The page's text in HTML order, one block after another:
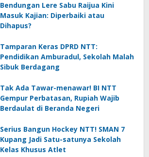
Bendungan Lere Sabu Raijua Kini
Masuk Kajian: Diperbaiki atau
Dihapus?
Tamparan Keras DPRD NTT:
Pendidikan Amburadul, Sekolah Malah
Sibuk Berdagang
Tak Ada Tawar-menawar! BI NTT
Gempur Perbatasan, Rupiah Wajib
Berdaulat di Beranda Negeri
Serius Bangun Hockey NTT! SMAN 7
Kupang Jadi Satu-satunya Sekolah
Kelas Khusus Atlet